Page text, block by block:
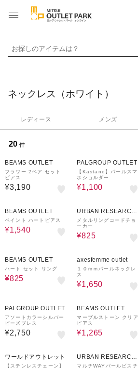
お探しのアイテムは？
ネックレス（ホワイト）
レディース メンズ
20 件
BEAMS OUTLET
フラワー 2ペア セット
ピアス
¥3,190
PALGROUP OUTLET
【Kastane】パールスマ
ホショルダー
¥1,100
BEAMS OUTLET
ペイント ハートピアス
¥1,540
URBAN RESEARCH
ware house
メタルリングコードチョ
ーカー
¥825
BEAMS OUTLET
ハート セット リング
¥825
axesfemme outlet
１０ｍｍパールネックレ
ス
¥1,650
PALGROUP OUTLET
アソートカラーシルバー
ビーズブレス
¥2,750
BEAMS OUTLET
マーブルストーン クリア
ピアス
¥1,265
ワールドアウトレット
【ステンレスチェーン】
URBAN RESEARCH
ware house
マルチWAYパールビスチ